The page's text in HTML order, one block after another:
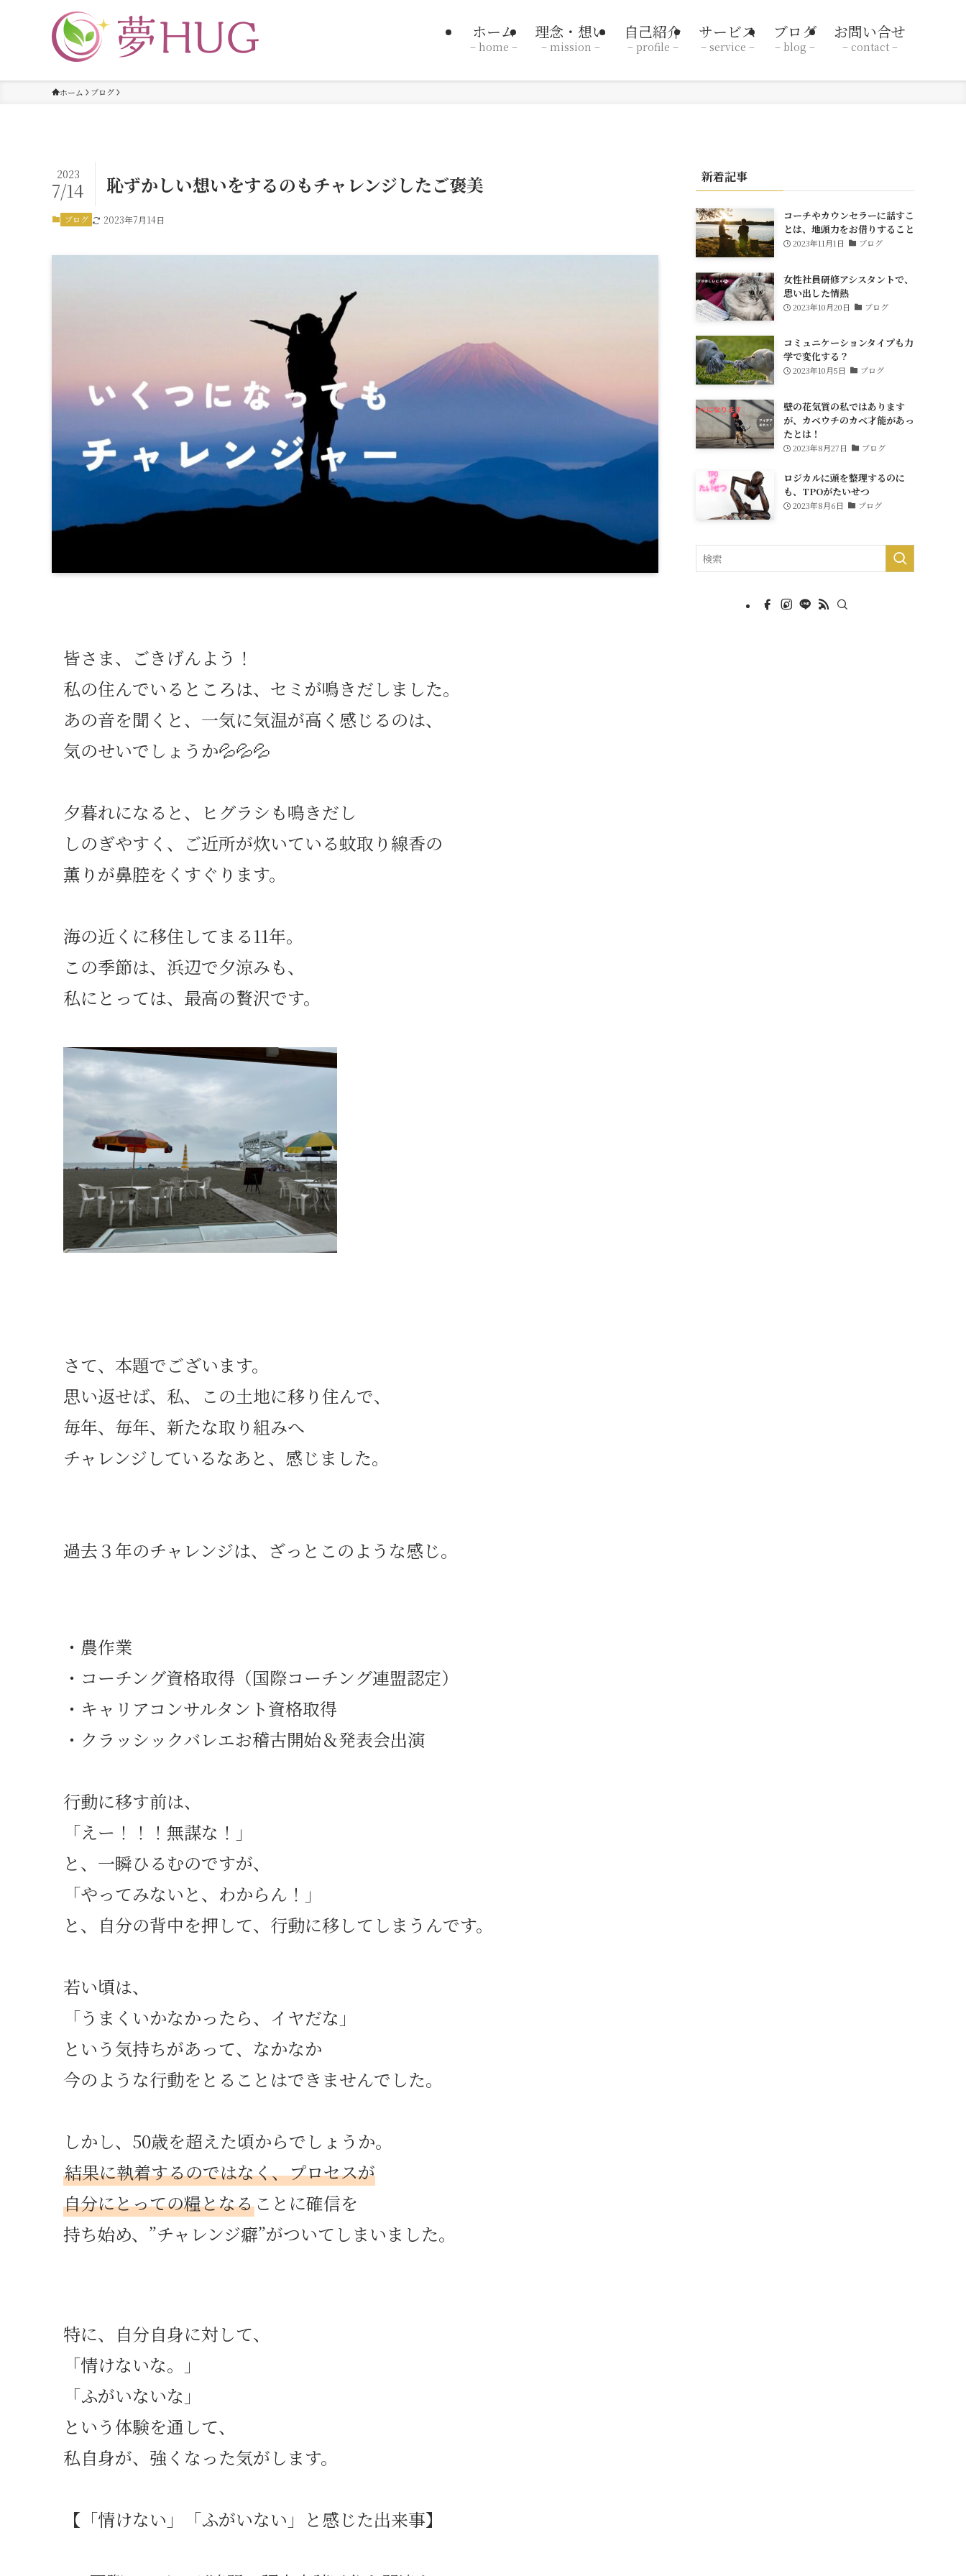
ホーム
– home –
理念・想い
– mission –
自己紹介
– profile –
サービス
– service –
ブログ
– blog –
お問い合せ
– contact –
ホーム ブログ
恥ずかしい想いをするのもチャレンジしたご褒美
2023
7/14
ブログ 2023年7月14日
皆さま、ごきげんよう！
私の住んでいるところは、セミが鳴きだしました。
あの音を聞くと、一気に気温が高く感じるのは、
気のせいでしょうか💦💦💦
夕暮れになると、ヒグラシも鳴きだし
しのぎやすく、ご近所が炊いている蚊取り線香の
薫りが鼻腔をくすぐります。
海の近くに移住してまる11年。
この季節は、浜辺で夕涼みも、
私にとっては、最高の贅沢です。
さて、本題でございます。
思い返せば、私、この土地に移り住んで、
毎年、毎年、新たな取り組みへ
チャレンジしているなあと、感じました。
過去３年のチャレンジは、ざっとこのような感じ。
・農作業
・コーチング資格取得（国際コーチング連盟認定）
・キャリアコンサルタント資格取得
・クラッシックバレエお稽古開始＆発表会出演
行動に移す前は、
「えー！！！無謀な！」
と、一瞬ひるむのですが、
「やってみないと、わからん！」
と、自分の背中を押して、行動に移してしまうんです。
若い頃は、
「うまくいかなかったら、イヤだな」
という気持ちがあって、なかなか
今のような行動をとることはできませんでした。
しかし、50歳を超えた頃からでしょうか。
結果に執着するのではなく、プロセスが
自分にとっての糧となる ことに確信を
持ち始め、”チャレンジ癖”がついてしまいました。
特に、自分自身に対して、
「情けないな。」
「ふがいないな」
という体験を通して、
私自身が、強くなった気がします。
【「情けない」「ふがいない」と感じた出来事】
新着記事
コーチやカウンセラーに話すこ
とは、地頭力をお借りすること
2023年11月1日 ブログ
女性社員研修アシスタントで、
思い出した情熱
2023年10月20日 ブログ
コミュニケーションタイプも力
学で変化する？
2023年10月5日 ブログ
壁の花気質の私ではあります
が、カベウチのカベ才能があっ
たとは！
2023年8月27日 ブログ
ロジカルに頭を整理するのに
も、TPOがたいせつ
2023年8月6日 ブログ